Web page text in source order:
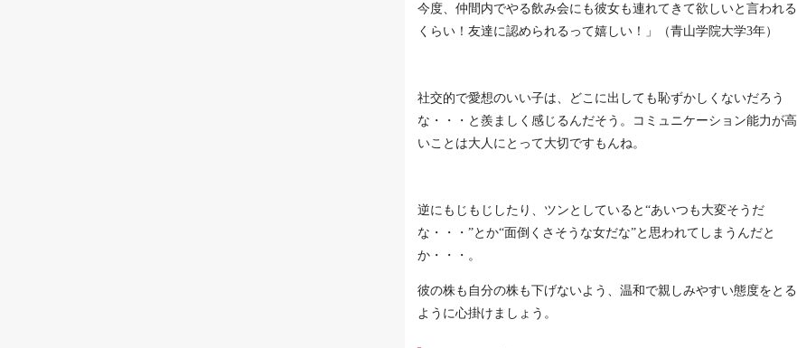
今度、仲間内でやる飲み会にも彼女も連れてきて欲しいと言われる
くらい！友達に認められるって嬉しい！」（青山学院大学3年）
社交的で愛想のいい子は、どこに出しても恥ずかしくないだろう
な・・・と羨ましく感じるんだそう。コミュニケーション能力が高
いことは大人にとって大切ですもんね。
逆にもじもじしたり、ツンとしていると“あいつも大変そうだ
な・・・”とか“面倒くさそうな女だな”と思われてしまうんだと
か・・・。
彼の株も自分の株も下げないよう、温和で親しみやすい態度をとる
ように心掛けましょう。